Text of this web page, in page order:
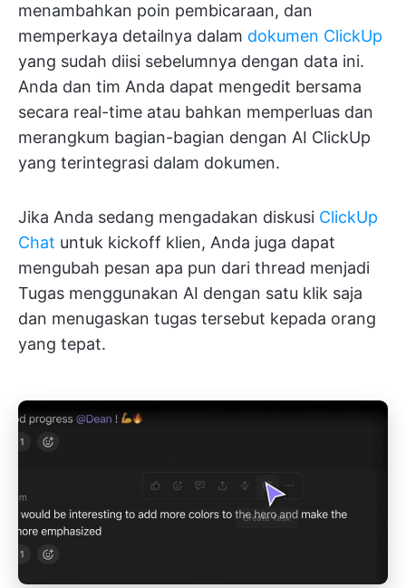
menambahkan poin pembicaraan, dan
memperkaya detailnya dalam dokumen ClickUp
yang sudah diisi sebelumnya dengan data ini.
Anda dan tim Anda dapat mengedit bersama
secara real-time atau bahkan memperluas dan
merangkum bagian-bagian dengan AI ClickUp
yang terintegrasi dalam dokumen.
Jika Anda sedang mengadakan diskusi ClickUp
Chat untuk kickoff klien, Anda juga dapat
mengubah pesan apa pun dari thread menjadi
Tugas menggunakan AI dengan satu klik saja
dan menugaskan tugas tersebut kepada orang
yang tepat.